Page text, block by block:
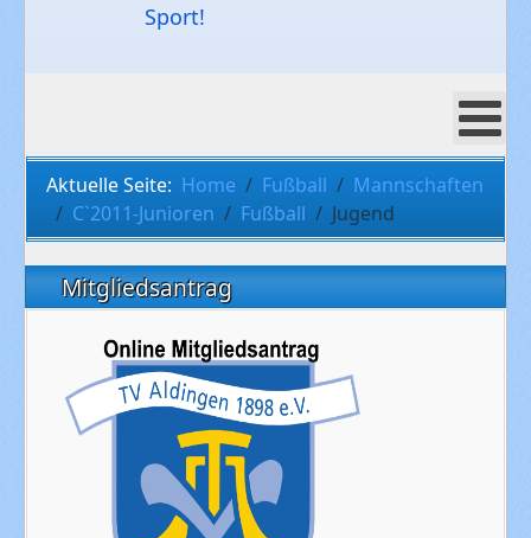
Sport!
Aktuelle Seite: Home Fußball
Mannschaften
C`2011-Junioren
Fußball Jugend
Mitgliedsantrag